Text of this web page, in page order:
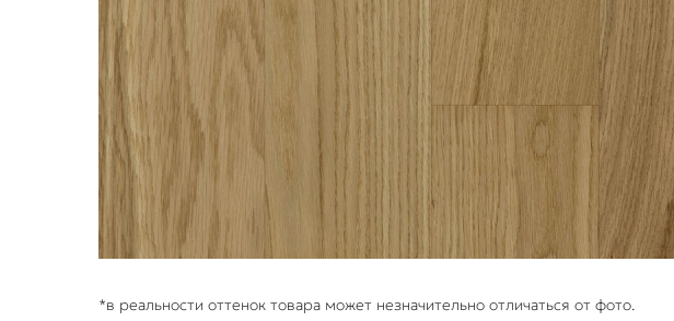
*в реальности оттенок товара может незначительно отличаться от фото.